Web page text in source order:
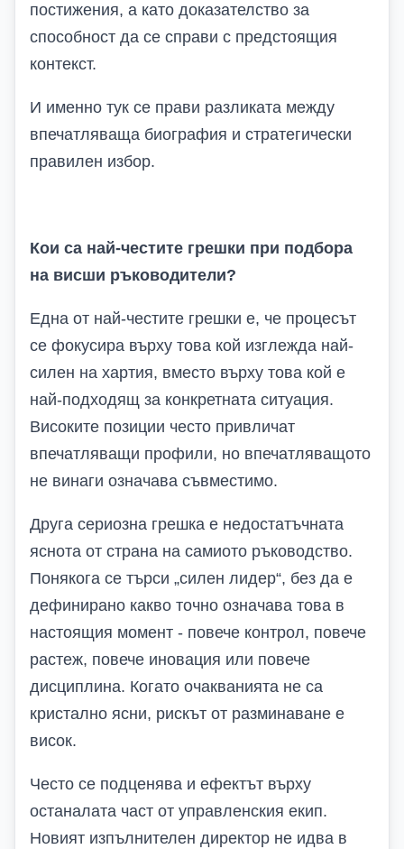
постижения, а като доказателство за
способност да се справи с предстоящия
контекст.
И именно тук се прави разликата между
впечатляваща биография и стратегически
правилен избор.
Кои са най-честите грешки при подбора
на висши ръководители?
Една от най-честите грешки е, че процесът
се фокусира върху това кой изглежда най-
силен на хартия, вместо върху това кой е
най-подходящ за конкретната ситуация.
Високите позиции често привличат
впечатляващи профили, но впечатляващото
не винаги означава съвместимо.
Друга сериозна грешка е недостатъчната
яснота от страна на самиото ръководство.
Понякога се търси „силен лидер“, без да е
дефинирано какво точно означава това в
настоящия момент - повече контрол, повече
растеж, повече иновация или повече
дисциплина. Когато очакванията не са
кристално ясни, рискът от разминаване е
висок.
Често се подценява и ефектът върху
останалата част от управленския екип.
Новият изпълнителен директор не идва в